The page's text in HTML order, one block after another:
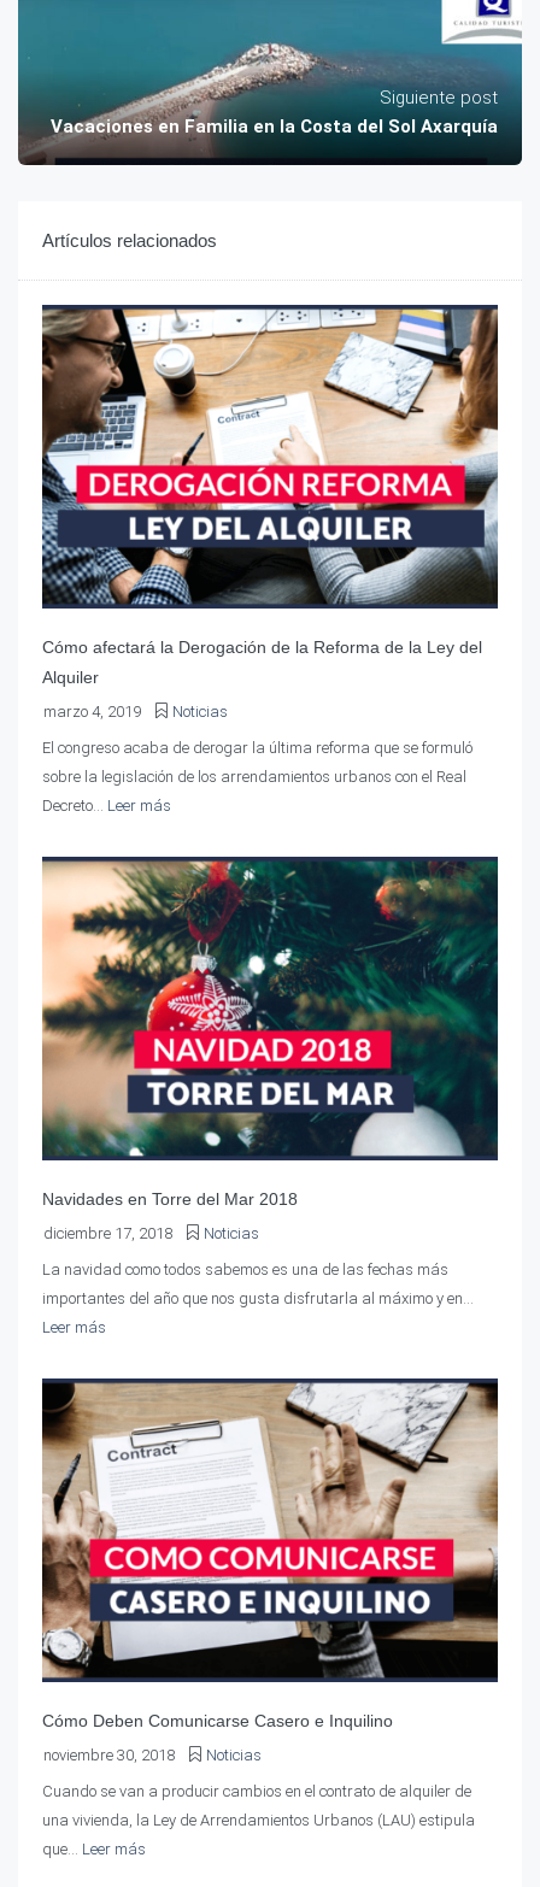
Siguiente post
Vacaciones en Familia en la Costa del Sol Axarquía
Artículos relacionados
Cómo afectará la Derogación de la Reforma de la Ley del
Alquiler
marzo 4, 2019
Noticias
El congreso acaba de derogar la última reforma que se formuló
sobre la legislación de los arrendamientos urbanos con el Real
Decreto... Leer más
Navidades en Torre del Mar 2018
diciembre 17, 2018
Noticias
La navidad como todos sabemos es una de las fechas más
importantes del año que nos gusta disfrutarla al máximo y en...
Leer más
Cómo Deben Comunicarse Casero e Inquilino
noviembre 30, 2018
Noticias
Cuando se van a producir cambios en el contrato de alquiler de
una vivienda, la Ley de Arrendamientos Urbanos (LAU) estipula
que... Leer más